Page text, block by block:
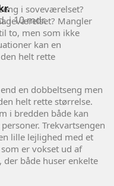
i 10 mdr.
i soveværelset?
Mangler
to, men som ikke
kan en
helt rette
en dobbeltseng men
helt rette størrelse.
i bredden både kan
Trekvartsengen
lille lejlighed med et
er vokset ud af
både huser enkelte